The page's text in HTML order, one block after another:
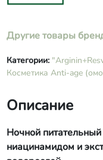
Другие товары
Категории:
Косметика Anti-age
Описание
Ночной
ниацинамидом и